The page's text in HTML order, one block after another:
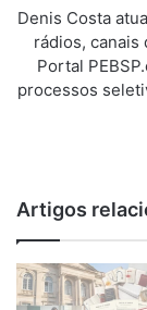
Denis Costa
rádios, canais
Portal
processos
Artigos